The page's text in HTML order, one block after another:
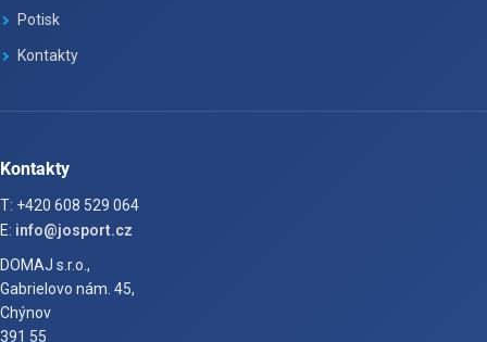
Potisk
Kontakty
Kontakty
T: +420 608 529 064
E: info@josport.cz
DOMAJ s.r.o.,
Gabrielovo nám. 45,
Chýnov
391 55